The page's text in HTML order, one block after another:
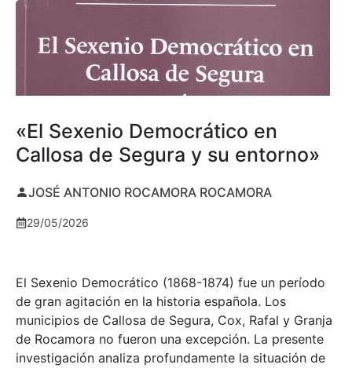
«El Sexenio Democrático en
Callosa de Segura y su entorno»
JOSÉ ANTONIO ROCAMORA ROCAMORA
29/05/2026
El Sexenio Democrático (1868-1874) fue un período
de gran agitación en la historia española. Los
municipios de Callosa de Segura, Cox, Rafal y Granja
de Rocamora no fueron una excepción. La presente
investigación analiza profundamente la situación de